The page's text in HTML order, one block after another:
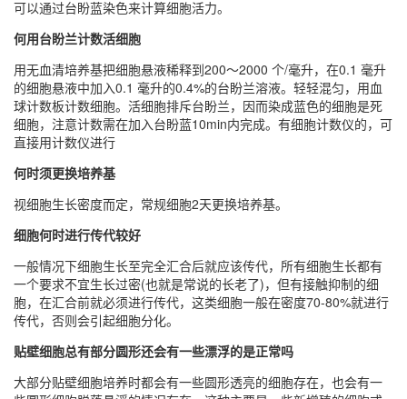
可以通过台盼蓝染色来计算细胞活力。
何用台盼兰计数活细胞
用无血清培养基把细胞悬液稀释到200～2000 个/毫升，在0.1 毫升
的细胞悬液中加入0.1 毫升的0.4%的台盼兰溶液。轻轻混匀，用血
球计数板计数细胞。活细胞排斥台盼兰，因而染成蓝色的细胞是死
细胞，注意计数需在加入台盼蓝10min内完成。有细胞计数仪的，可
直接用计数仪进行
何时须更换培养基
视细胞生长密度而定，常规细胞2天更换培养基。
细胞何时进行传代较好
一般情况下细胞生长至完全汇合后就应该传代，所有细胞生长都有
一个要求不宜生长过密(也就是常说的长老了)，但有接触抑制的细
胞，在汇合前就必须进行传代，这类细胞一般在密度70-80%就进行
传代，否则会引起细胞分化。
贴壁细胞总有部分圆形还会有一些漂浮的是正常吗
大部分贴壁细胞培养时都会有一些圆形透亮的细胞存在，也会有一